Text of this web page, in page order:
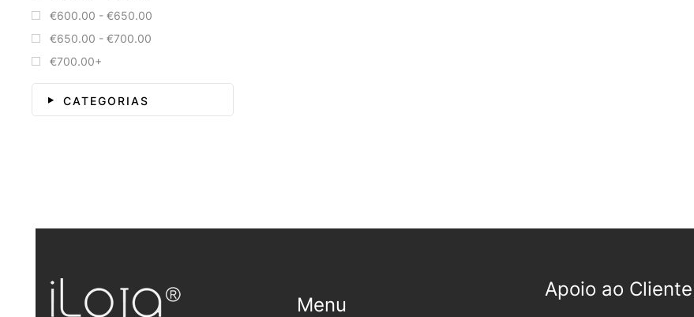
€600.00 - €650.00
€650.00 - €700.00
€700.00+
CATEGORIAS
Menu
Apoio ao Cliente